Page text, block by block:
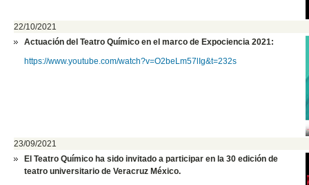
22/10/2021
Actuación del Teatro Químico en el marco de Expociencia 2021:
https://www.youtube.com/watch?v=O2beLm57lIg&t=232s
23/09/2021
El Teatro Químico ha sido invitado a participar en la 30 edición de
teatro universitario de Veracruz México.